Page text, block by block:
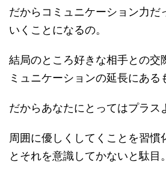
だからコミュニケーション力だ
いくことになるの。
結局のところ好きな相手との交
ミュニケーションの延長にある
だからあなたにとってはプラス
周囲に優しくしてくことを習慣
とそれを意識してかないと駄目。